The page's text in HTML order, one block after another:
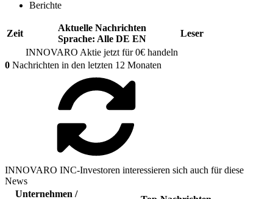
Berichte
Zeit
Aktuelle Nachrichten
Sprache: Alle DE EN
Leser
INNOVARO Aktie jetzt für 0€ handeln
0 Nachrichten in den letzten 12 Monaten
INNOVARO INC-Investoren interessieren sich auch für diese
News
Unternehmen /